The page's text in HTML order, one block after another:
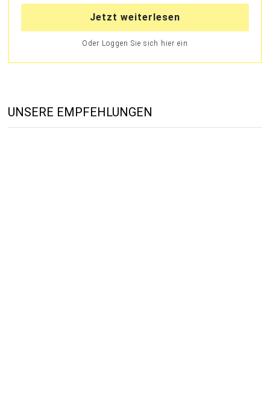
Jetzt weiterlesen
Oder Loggen Sie sich hier ein
UNSERE EMPFEHLUNGEN